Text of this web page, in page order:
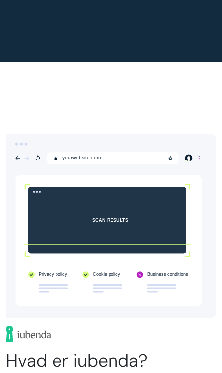
Hvad er iubenda?